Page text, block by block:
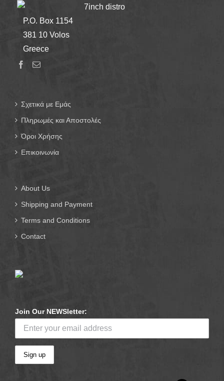
7inch distro
P.O. Box 1154
381 10 Volos
Greece
Σχετικά με Εμάς
Πληρωμές και Αποστολές
Όροι Χρήσης
Επικοινωνία
About Us
Shipping and Payment
Terms and Conditions
Contact
Join Our NEWSletter: